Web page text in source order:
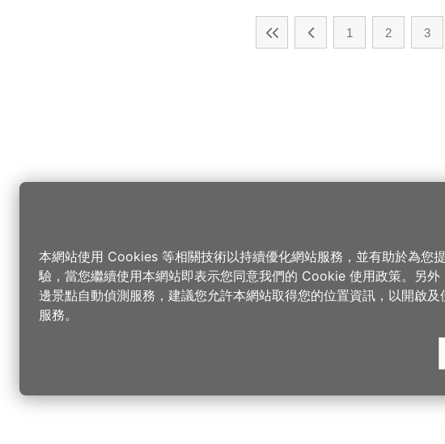
1 2 3
本網站使用 Cookies 等相關技術以持續優化網站服務，並有助於為您
驗，當您繼續使用本網站即表示您同意我們的 Cookie 使用政策。另外
邊景點自動偵測服務，建議您允許本網站取得您的位置資訊，以開啟及
服務。